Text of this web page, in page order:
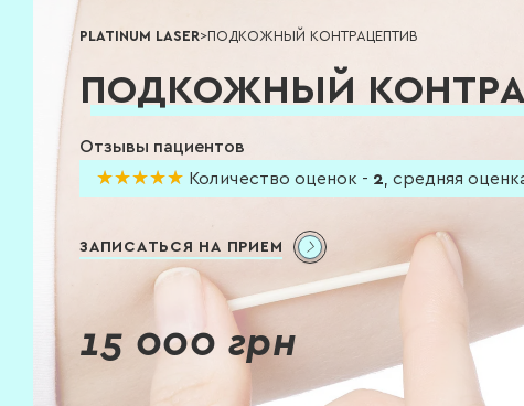
PLATINUM LASER>ПОДКОЖНЫЙ КОНТРАЦЕПТИВ
ПОДКОЖНЫЙ
Отзывы пациентов
★★★★★
★★★★★ Количество оценок - 2, средняя
ЗАПИСАТЬСЯ НА ПРИЕМ
15 000 грн